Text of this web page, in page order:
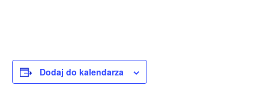
Dodaj do kalendarza